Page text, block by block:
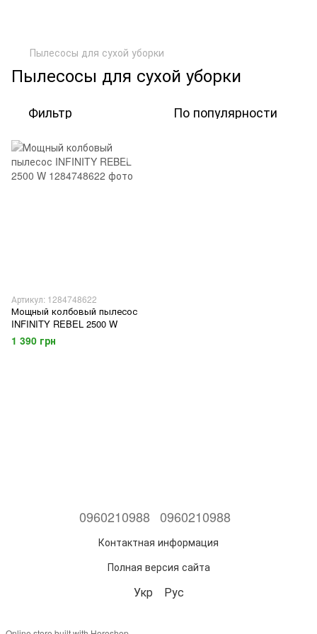
Пылесосы для сухой уборки
Пылесосы для сухой уборки
Фильтр По популярности
Артикул: 1284748622
Мощный колбовый пылесос
INFINITY REBEL 2500 W
1 390 грн
0960210988 0960210988
Контактная информация
Полная версия сайта
Укр Рус